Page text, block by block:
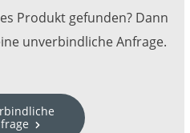
Produkt gefunden? Dann
unverbindliche Anfrage.